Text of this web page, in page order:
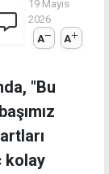
19 Mayıs
2026
A
A
"Bu
kolay